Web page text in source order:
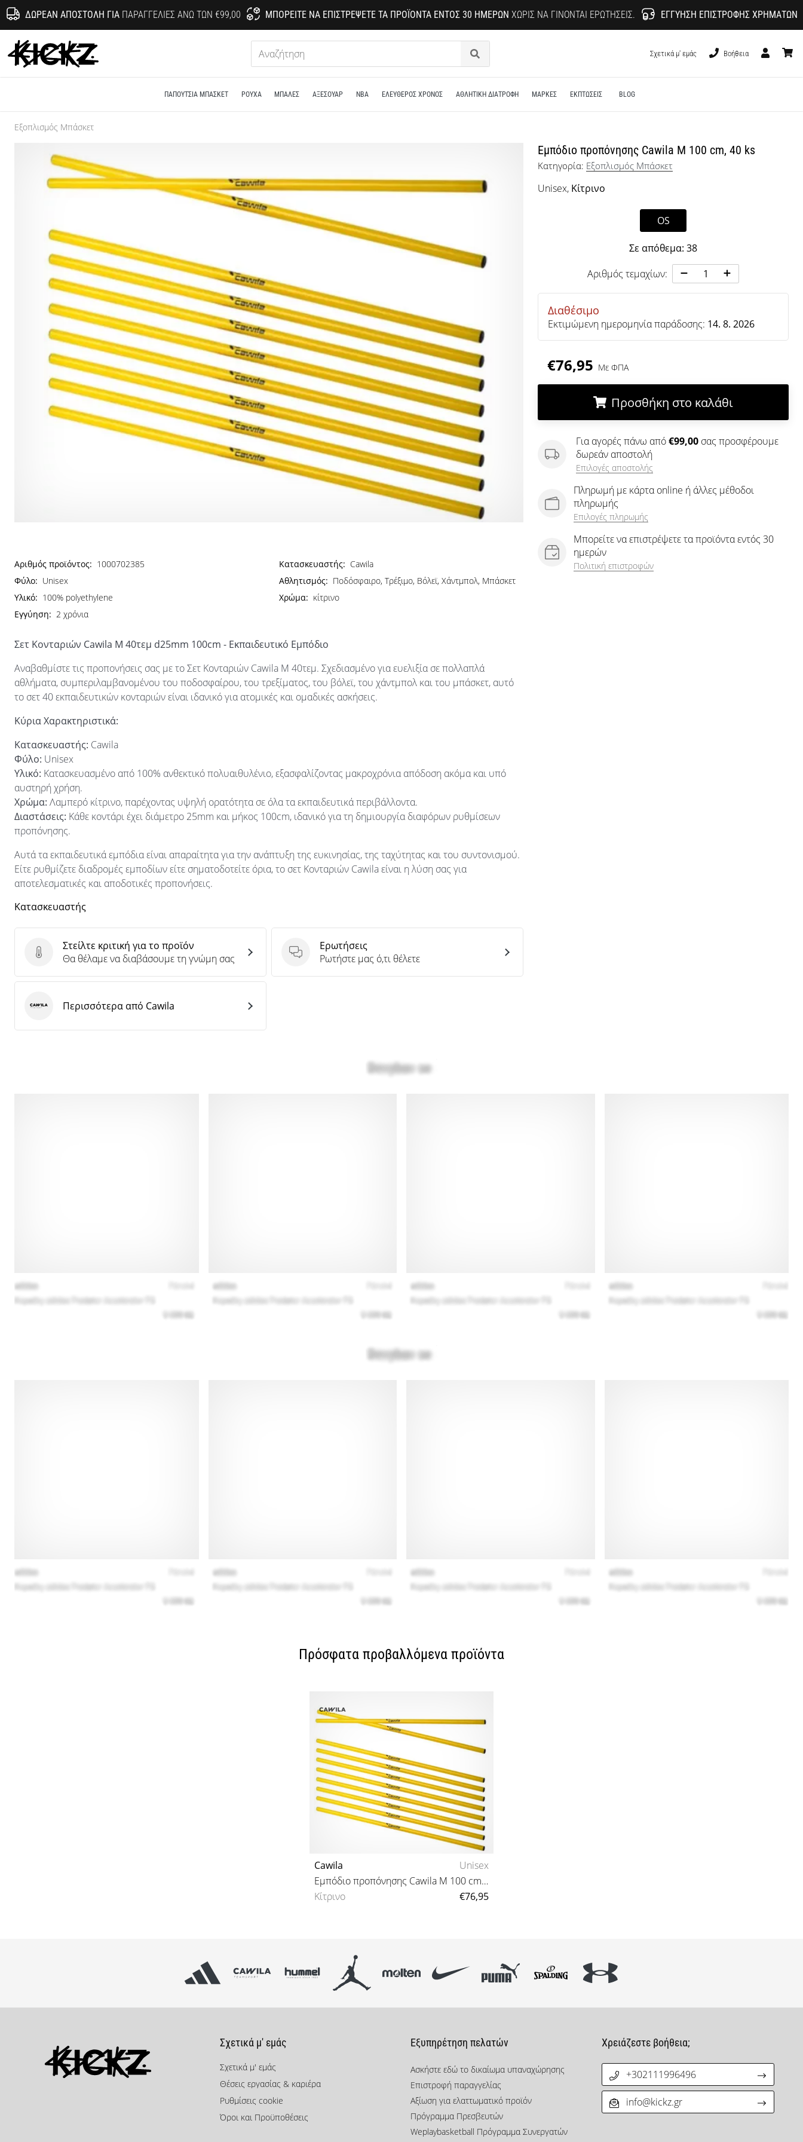
ΔΩΡΕΆΝ ΑΠΟΣΤΟΛΉ ΓΙΑΠΑΡΑΓΓΕΛΊΕΣ ΆΝΩ ΤΩΝ €99,00 ΜΠΟΡΕΊΤΕ ΝΑ ΕΠΙΣΤΡΈΨΕΤΕ ΤΑ ΠΡΟΪΌΝΤΑ ΕΝΤΌΣ 30 ΗΜΕΡΏΝ ΧΩΡΊΣ ΝΑ ΓΊΝΟΝΤΑΙ ΕΡΩΤΉΣΕΙΣ. ΕΓΓΎΗΣΗ ΕΠΙΣΤΡΟΦΉΣ ΧΡΗΜΆΤΩΝ
KICKZ.gr
Αναζήτηση
Σχετικά μ' εμάς
Βοήθεια
ΠΑΠΟΎΤΣΙΑ ΜΠΆΣΚΕΤ ΡΟΎΧΑ ΜΠΑΛΕΣ ΑΞΕΣΟΥΑΡ NBA ΕΛΕΥΘΕΡΟΣ ΧΡΟΝΟΣ ΑΘΛΗΤΙΚΗ ΔΙΑΤΡΟΦΗ ΜΑΡΚΕΣ ΕΚΠΤΩΣΕΙΣ BLOG
Εξοπλισμός Μπάσκετ
Εμπόδιο προπόνησης Cawila M 100 cm, 40 ks
Κατηγορία: Εξοπλισμός Μπάσκετ
Unisex, Κίτρινο
OS
Σε απόθεμα: 38
Αριθμός τεμαχίων:
Διαθέσιμο
Εκτιμώμενη ημερομηνία παράδοσης: 14. 8. 2026
€76,95 Με ΦΠΑ
Προσθήκη στο καλάθι
...
Για αγορές πάνω από€99,00 σας προσφέρουμε
δωρεάν αποστολή
Επιλογές αποστολής
Πληρωμή με κάρτα online ή άλλες μέθοδοι
πληρωμής
Επιλογές πληρωμής
Μπορείτε να επιστρέψετε τα προϊόντα εντός 30
ημερών
Πολιτική επιστροφών
Αριθμός προϊόντος: 1000702385 Κατασκευαστής: Cawila
Φύλο: Unisex Αθλητισμός: Ποδόσφαιρο, Τρέξιμο, Βόλεϊ, Χάντμπολ, Μπάσκετ
Υλικό: 100% polyethylene Χρώμα: κίτρινο
Εγγύηση: 2 χρόνια
Σετ Κονταριών Cawila M 40τεμ d25mm 100cm - Εκπαιδευτικό Εμπόδιο
Αναβαθμίστε τις προπονήσεις σας με το Σετ Κονταριών Cawila M 40τεμ. Σχεδιασμένο για ευελιξία σε πολλαπλά
αθλήματα, συμπεριλαμβανομένου του ποδοσφαίρου, του τρεξίματος, του βόλεϊ, του χάντμπολ και του μπάσκετ, αυτό
το σετ 40 εκπαιδευτικών κονταριών είναι ιδανικό για ατομικές και ομαδικές ασκήσεις.
Κύρια Χαρακτηριστικά:
Κατασκευαστής: Cawila
Φύλο: Unisex
Υλικό: Κατασκευασμένο από 100% ανθεκτικό πολυαιθυλένιο, εξασφαλίζοντας μακροχρόνια απόδοση ακόμα και υπό
αυστηρή χρήση.
Χρώμα: Λαμπερό κίτρινο, παρέχοντας υψηλή ορατότητα σε όλα τα εκπαιδευτικά περιβάλλοντα.
Διαστάσεις: Κάθε κοντάρι έχει διάμετρο 25mm και μήκος 100cm, ιδανικό για τη δημιουργία διαφόρων ρυθμίσεων
προπόνησης.
Αυτά τα εκπαιδευτικά εμπόδια είναι απαραίτητα για την ανάπτυξη της ευκινησίας, της ταχύτητας και του συντονισμού.
Είτε ρυθμίζετε διαδρομές εμποδίων είτε σηματοδοτείτε όρια, το σετ Κονταριών Cawila είναι η λύση σας για
αποτελεσματικές και αποδοτικές προπονήσεις.
Κατασκευαστής
Στείλτε κριτική για το προϊόν
Στείλτε κριτική για το προϊόν
Θα θέλαμε να διαβάσουμε τη γνώμη σας
Ερωτήσεις
Ερωτήσεις
Ρωτήστε μας ό,τι θέλετε
CawilaΠερισσότερα από Cawila
Πρόσφατα προβαλλόμενα προϊόντα
Cawila
Unisex
Εμπόδιο προπόνησης Cawila M 100 cm, 40 ks
Κίτρινο
€76,95
Σχετικά μ' εμάς
Σχετικά μ' εμάς
Θέσεις εργασίας & καριέρα
Ρυθμίσεις cookie
Όροι και Προϋποθέσεις
Εξυπηρέτηση πελατών
Ασκήστε εδώ το δικαίωμα υπαναχώρησης
Επιστροφή παραγγελίας
Αξίωση για ελαττωματικό προϊόν
Πρόγραμμα Πρεσβευτών
Weplaybasketball Πρόγραμμα Συνεργατών
Χρειάζεστε βοήθεια;
+302111996496
info@kickz.gr